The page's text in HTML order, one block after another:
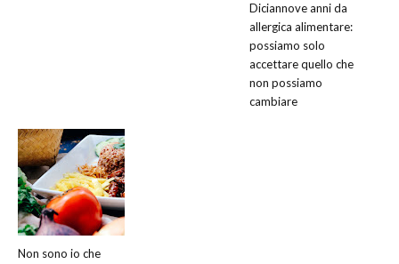
Diciannove anni da
allergica alimentare:
possiamo solo
accettare quello che
non possiamo
cambiare
Non sono io che